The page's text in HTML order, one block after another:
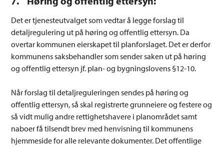
Det er tjenesteutvalget som vedtar å legge forslag til
detaljregulering ut på høring og offentlig ettersyn. Da
overtar kommunen eierskapet til planforslaget. Det er derfor
kommunens saksbehandler som sender saken ut på høring
og offentlig ettersyn jf. plan- og bygningslovens §12-10.
Når forslag til detaljreguleringen sendes på høring og
offentlig ettersyn, så skal registrerte grunneiere og festere og
så vidt mulig andre rettighetshavere i planområdet samt
naboer få tilsendt brev med henvisning til kommunens
hjemmeside for alle relevante dokumenter. Det offentlige